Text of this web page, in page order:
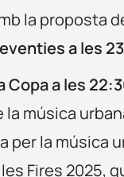
la proposta
a les
Copa a les
música
per la música
Fires 2025,